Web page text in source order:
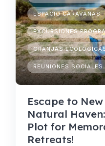
ESPACIO CARAVANAS
EXCURSIONES
GRANJAS
REUNIONES SOCIALES
Escape to
Natural
Plot for
Retreats!